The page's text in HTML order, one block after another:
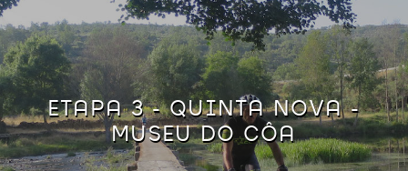
ETAPA 3 - QUINTA NOVA -
MUSEU DO CÔA